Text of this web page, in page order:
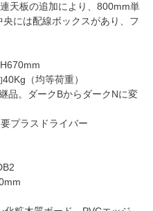
天板の追加により、800mm単
には配線ボックスがあり、フ
（均等荷重）
品。ダークBからダークNに変
プラスドライバー